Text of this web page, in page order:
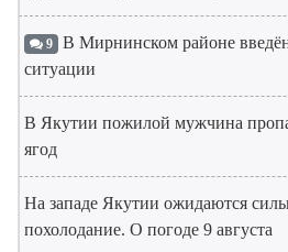
9 В Мирнинском районе
ситуации
В Якутии пожилой мужчина
ягод
На западе Якутии ожидаются
похолодание. О погоде 9 августа